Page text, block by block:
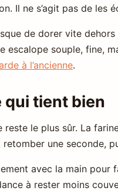
Il ne s’agit pas de les
de dorer vite
escalope souple, fine,
à l’ancienne.
qui tient bien
reste le plus sûr. La
retomber une seconde,
avec la main
à rester moins